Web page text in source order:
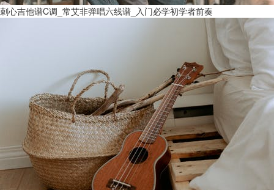
刺心吉他谱C调_常艾非弹唱六线谱_入门必学初学者前奏